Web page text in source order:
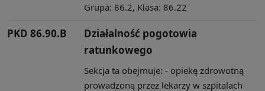
Grupa: 86.2, Klasa: 86.22
PKD 86.90.B
Działalność pogotowia
ratunkowego
Sekcja ta obejmuje: - opiekę zdrowotną
prowadzoną przez lekarzy w szpitalach